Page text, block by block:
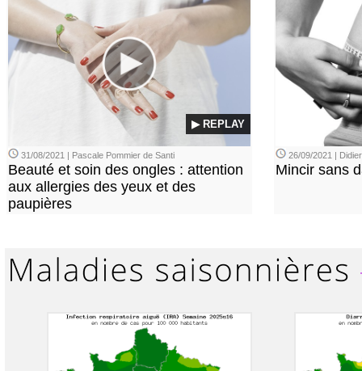
▶ REPLAY
31/08/2021 | Pascale Pommier de Santi
Beauté et soin des ongles : attention
aux allergies des yeux et des
paupières
26/09/2021 |
Mincir sans